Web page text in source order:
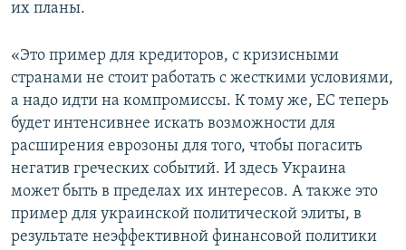
их планы.
«Это пример для кредиторов, с кризисными
странами не стоит работать с жесткими условиями,
а надо идти на компромиссы. К тому же, ЕС теперь
будет интенсивнее искать возможности для
расширения еврозоны для того, чтобы погасить
негатив греческих событий. И здесь Украина
может быть в пределах их интересов. А также это
пример для украинской политической элиты, в
результате неэффективной финансовой политики